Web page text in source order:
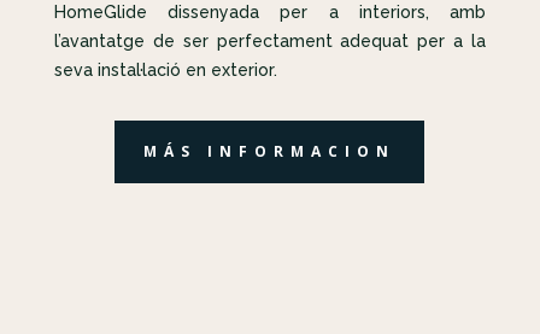
HomeGlide dissenyada per a interiors, amb
l’avantatge de ser perfectament adequat per a la
seva instal·lació en exterior.
MÁS INFORMACION